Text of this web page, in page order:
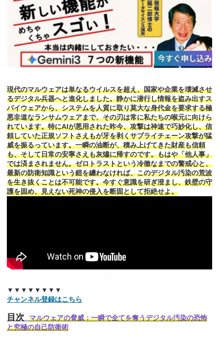
現代のマルウェアは単なるウイルスを超え、国家や企業を壊滅させ
るデジタル兵器へと進化しました。静かに潜行し情報を盗み出すス
パイウェアから、システムを人質に取り莫大な身代金を要求する極
悪非道なランサムウェアまで、その刃は常に私たちの喉元に向けら
れています。特にAIが悪用された昨今、攻撃は神速で巧妙化し、信
頼していた正規ソフトさえもが牙を剥くサプライチェーン攻撃が猛
威を振るっています。一瞬の油断が、積み上げてきた財産も信頼
も、そして日常の安寧さえも灰燼に帰すのです。もはや「他人事」
では済まされません。ゼロトラストという冷徹なまでの警戒心と、
最新の防衛知識という鎧を纏わなければ、このデジタル汚染の荒波
を生き抜くことは不可能です。今すぐ意識を研ぎ澄まし、鉄壁の守
護を固め、見えない死神の侵入を断固として拒絶せよ。
▼▼▼▼▼▼▼▼
チャンネル登録はこちら
目次
マルウェアの脅威：一瞬で全てを奪うデジタル汚染の恐怖
と究極の自己防衛術